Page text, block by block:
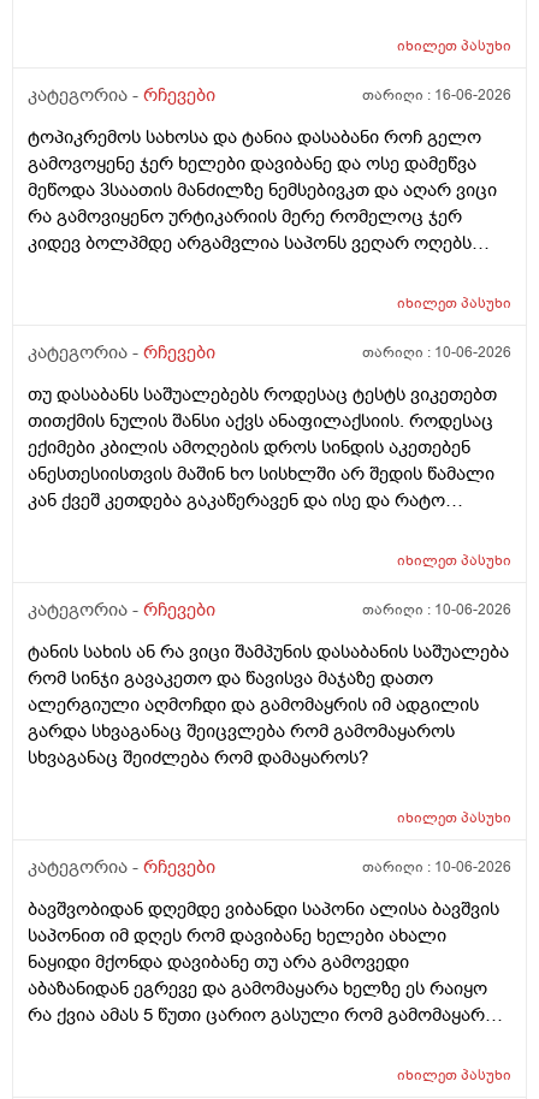
იხილეთპასუხი
კატეგორია - რჩევები თარიღი : 16-06-2026
ტოპიკრემოს სახოსა და ტანია დასაბანი როჩ გელო
გამოვოყენე ჯერ ხელები დავიბანე და ოსე დამეწვა
მეწოდა 3საათის მანძილზე ნემსებივკთ და აღარ ვიცი
რა გამოვიყენო ურტიკარიის მერე რომელოც ჯერ
კიდევ ბოლპმდე არგამვლია საპონს ვეღარ ოღებს
წავიდა არვოცი რავიყიდო როთ დავიბანო.დავიღალე
მაყროს და მექავება..მ ყან საშინლად გამოშრა ხელები
არსად და ვერც წავალ
იხილეთპასუხი
კატეგორია - რჩევები თარიღი : 10-06-2026
თუ დასაბანს საშუალებებს როდესაც ტესტს ვიკეთებთ
თითქმის ნულის შანსი აქვს ანაფილაქსიის. როდესაც
ექიმები კბილის ამოღების დროს სინდის აკეთებენ
ანესთესიისთვის მაშინ ხო სისხლში არ შედის წამალი
კან ქვეშ კეთდება გაკაწერავენ და ისე და რატო
ახარო რატომ იკითხებიან თუ ანა ფილოქსიოზე არ
გამონაყარი გაჩნდე რატო არიან მზად ყოფნაში გუშინ
რატო არ აკეთებენ ამ სინდს ყველგან და რატომ
მაინცდამაინც სპეციალურ კლინიკებში რატომ ეს
შენიათ
იხილეთპასუხი
კატეგორია - რჩევები თარიღი : 10-06-2026
ტანის სახის ან რა ვიცი შამპუნის დასაბანის საშუალება
რომ სინჯი გავაკეთო და წავისვა მაჯაზე დათო
ალერგიული აღმოჩდი და გამომაყრის იმ ადგილის
გარდა სხვაგანაც შეიცვლება რომ გამომაყაროს
სხვაგანაც შეიძლება რომ დამაყაროს?
იხილეთპასუხი
კატეგორია - რჩევები თარიღი : 10-06-2026
ბავშვობიდან დღემდე ვიბანდი საპონი ალისა ბავშვის
საპონით იმ დღეს რომ დავიბანე ხელები ახალი
ნაყიდი მქონდა დავიბანე თუ არა გამოვედი
აბაზანიდან ეგრევე და გამომაყარა ხელზე ეს რაიყო
რა ქვია ამას 5 წუთი ცარიო გასული რომ გამომაყარა
იხილეთპასუხი